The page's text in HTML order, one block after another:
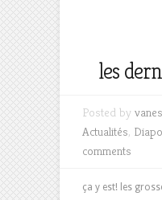
les
Posted by
Actualités,
comments
ça y est! les